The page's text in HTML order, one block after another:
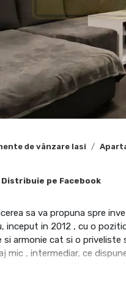
de vânzare Iasi
Distribuie pe Facebook
sa va propuna spre
inceput in 2012 , cu o
armonie cat si o priveliste
mic , intermediar, ce